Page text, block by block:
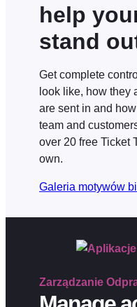
help
stand
Get complete
look like, how they
are sent in and
team and
over 20 free Ticket
own.
Galeria motywów
Zarządzanie